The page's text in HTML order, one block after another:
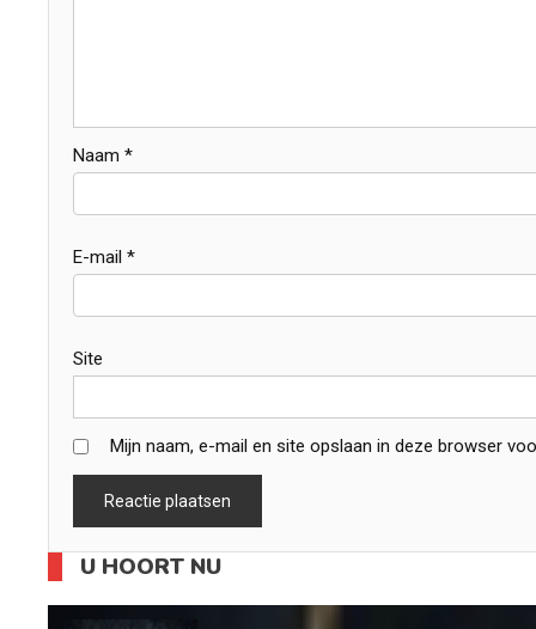
Naam *
E-mail *
Site
Mijn naam, e-mail en site opslaan in deze browser
U HOORT NU